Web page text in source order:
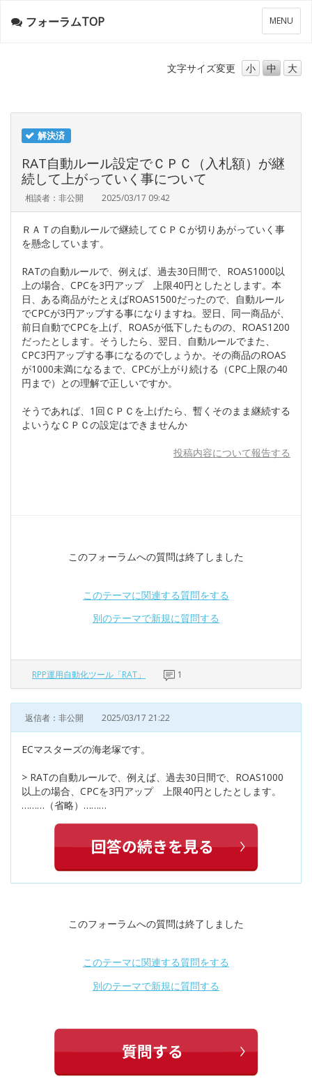
メ
ニ
ー
MENU
フォーラムTOP
文字サイズ変更 小 中 大
解決済
RAT自動ルール設定でＣＰＣ（入札額）が継
続して上がっていく事について
相談者：非公開 2025/03/17 09:42
ＲＡＴの自動ルールで継続してＣＰＣが切りあがっていく事
を懸念しています。
RATの自動ルールで、例えば、過去30日間で、ROAS1000以
上の場合、CPCを3円アップ 上限40円としたとします。本
日、ある商品がたとえばROAS1500だったので、自動ルール
でCPCが3円アップする事になりますね。翌日、同一商品が、
前日自動でCPCを上げ、ROASが低下したものの、ROAS1200
だったとします。そうしたら、翌日、自動ルールでまた、
CPC3円アップする事になるのでしょうか。その商品のROAS
が1000未満になるまで、CPCが上がり続ける（CPC上限の40
円まで）との理解で正しいですか。
そうであれば、1回ＣＰＣを上げたら、暫くそのまま継続する
よいうなＣＰＣの設定はできませんか
投稿内容について報告する
このフォーラムへの質問は終了しました
このテーマに関連する質問をする
別のテーマで新規に質問する
RPP運用自動化ツール「RAT」 1
返信者：非公開 2025/03/17 21:22
ECマスターズの海老塚です。
> RATの自動ルールで、例えば、過去30日間で、ROAS1000
以上の場合、CPCを3円アップ 上限40円としたとします。
………（省略）………
このフォーラムへの質問は終了しました
このテーマに関連する質問をする
別のテーマで新規に質問する